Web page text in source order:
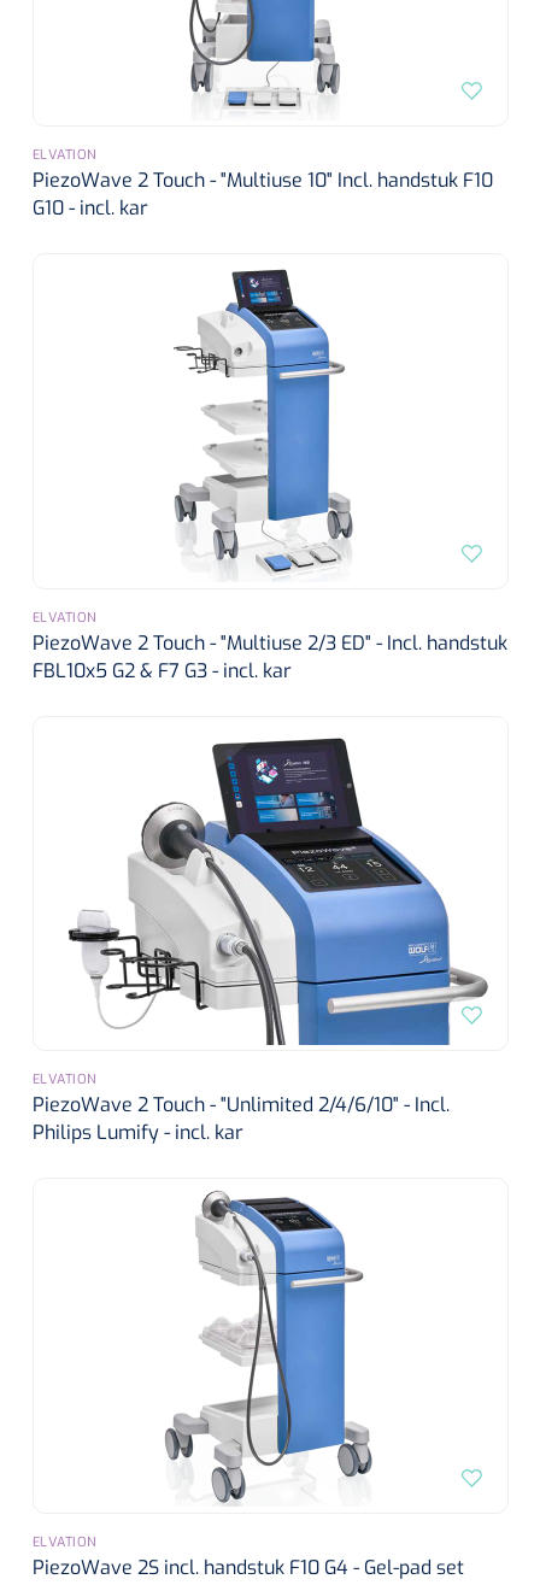
ELVATION
PiezoWave 2 Touch - "Multiuse 10" Incl. handstuk F10
G10 - incl. kar
ELVATION
PiezoWave 2 Touch - "Multiuse 2/3 ED" - Incl. handstuk
FBL10x5 G2 & F7 G3 - incl. kar
ELVATION
PiezoWave 2 Touch - "Unlimited 2/4/6/10" - Incl.
Philips Lumify - incl. kar
ELVATION
PiezoWave 2S incl. handstuk F10 G4 - Gel-pad set